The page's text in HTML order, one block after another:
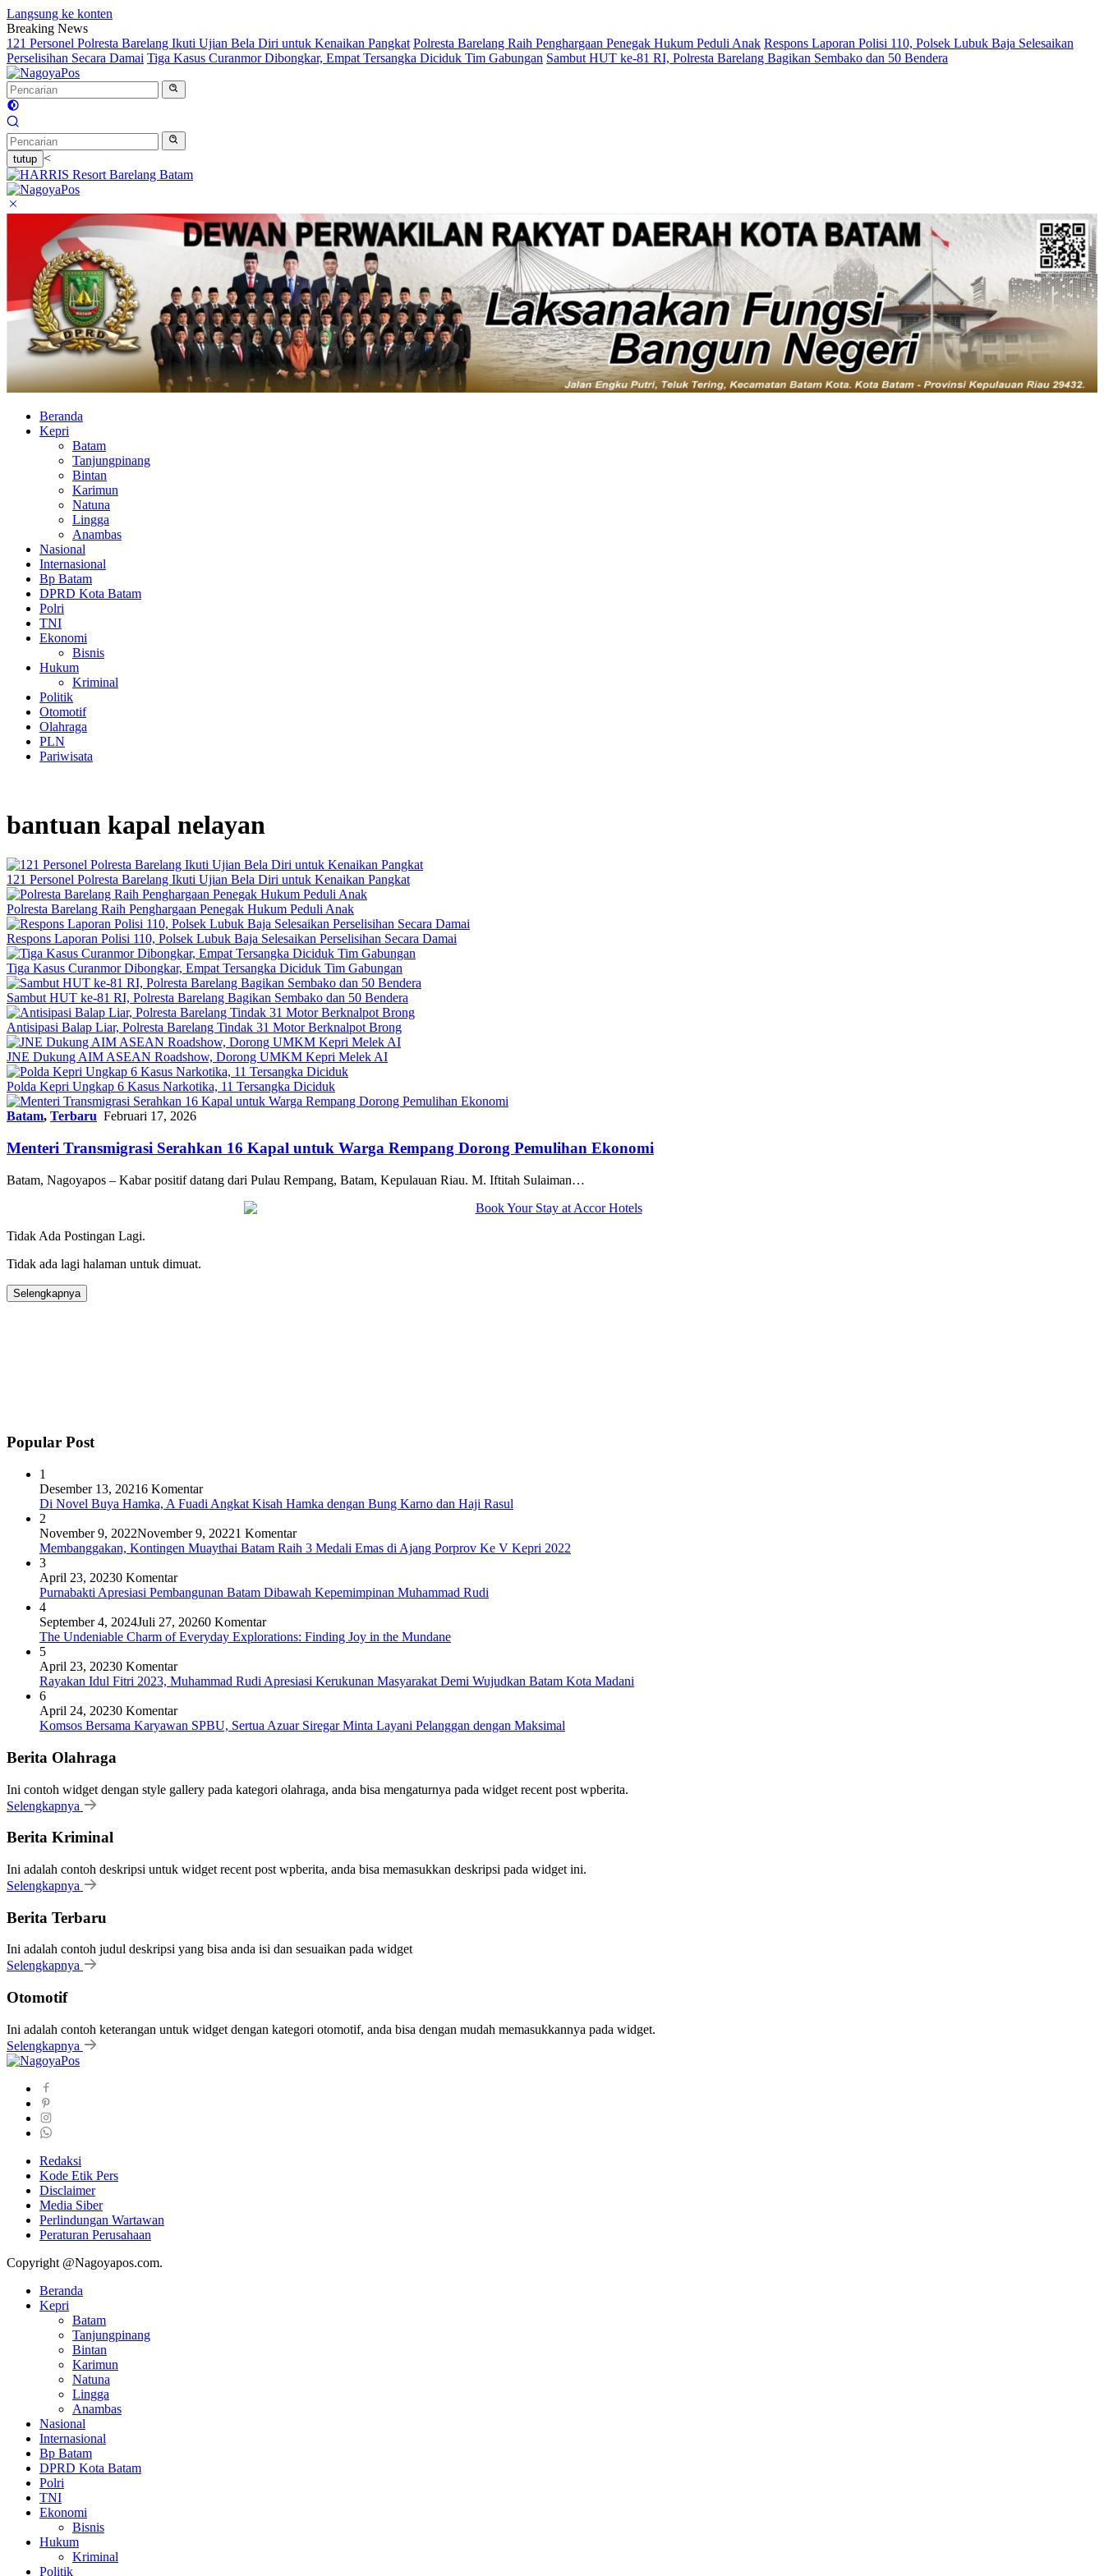
Langsung ke konten
Breaking News
121 Personel Polresta Barelang Ikuti Ujian Bela Diri untuk Kenaikan Pangkat Polresta Barelang Raih Penghargaan Penegak Hukum Peduli Anak Respons Laporan Polisi 110, Polsek Lubuk Baja Selesaikan
Perselisihan Secara Damai Tiga Kasus Curanmor Dibongkar, Empat Tersangka Diciduk Tim Gabungan Sambut HUT ke-81 RI, Polresta Barelang Bagikan Sembako dan 50 Bendera
tutup <
Beranda
Kepri
Batam
Tanjungpinang
Bintan
Karimun
Natuna
Lingga
Anambas
Nasional
Internasional
Bp Batam
DPRD Kota Batam
Polri
TNI
Ekonomi
Bisnis
Hukum
Kriminal
Politik
Otomotif
Olahraga
PLN
Pariwisata
bantuan kapal nelayan
121 Personel Polresta Barelang Ikuti Ujian Bela Diri untuk Kenaikan Pangkat
Polresta Barelang Raih Penghargaan Penegak Hukum Peduli Anak
Respons Laporan Polisi 110, Polsek Lubuk Baja Selesaikan Perselisihan Secara Damai
Tiga Kasus Curanmor Dibongkar, Empat Tersangka Diciduk Tim Gabungan
Sambut HUT ke-81 RI, Polresta Barelang Bagikan Sembako dan 50 Bendera
Antisipasi Balap Liar, Polresta Barelang Tindak 31 Motor Berknalpot Brong
JNE Dukung AIM ASEAN Roadshow, Dorong UMKM Kepri Melek AI
Polda Kepri Ungkap 6 Kasus Narkotika, 11 Tersangka Diciduk
Batam, Terbaru Februari 17, 2026
Menteri Transmigrasi Serahkan 16 Kapal untuk Warga Rempang Dorong Pemulihan Ekonomi
Batam, Nagoyapos – Kabar positif datang dari Pulau Rempang, Batam, Kepulauan Riau. M. Iftitah Sulaiman…
Tidak Ada Postingan Lagi.
Tidak ada lagi halaman untuk dimuat.
Selengkapnya
Popular Post
1
Desember 13, 20216 Komentar
Di Novel Buya Hamka, A Fuadi Angkat Kisah Hamka dengan Bung Karno dan Haji Rasul
2
November 9, 2022November 9, 20221 Komentar
Membanggakan, Kontingen Muaythai Batam Raih 3 Medali Emas di Ajang Porprov Ke V Kepri 2022
3
April 23, 20230 Komentar
Purnabakti Apresiasi Pembangunan Batam Dibawah Kepemimpinan Muhammad Rudi
4
September 4, 2024Juli 27, 20260 Komentar
The Undeniable Charm of Everyday Explorations: Finding Joy in the Mundane
5
April 23, 20230 Komentar
Rayakan Idul Fitri 2023, Muhammad Rudi Apresiasi Kerukunan Masyarakat Demi Wujudkan Batam Kota Madani
6
April 24, 20230 Komentar
Komsos Bersama Karyawan SPBU, Sertua Azuar Siregar Minta Layani Pelanggan dengan Maksimal
Berita Olahraga
Ini contoh widget dengan style gallery pada kategori olahraga, anda bisa mengaturnya pada widget recent post wpberita.
Selengkapnya
Berita Kriminal
Ini adalah contoh deskripsi untuk widget recent post wpberita, anda bisa memasukkan deskripsi pada widget ini.
Selengkapnya
Berita Terbaru
Ini adalah contoh judul deskripsi yang bisa anda isi dan sesuaikan pada widget
Selengkapnya
Otomotif
Ini adalah contoh keterangan untuk widget dengan kategori otomotif, anda bisa dengan mudah memasukkannya pada widget.
Selengkapnya
Redaksi
Kode Etik Pers
Disclaimer
Media Siber
Perlindungan Wartawan
Peraturan Perusahaan
Copyright @Nagoyapos.com.
Beranda
Kepri
Batam
Tanjungpinang
Bintan
Karimun
Natuna
Lingga
Anambas
Nasional
Internasional
Bp Batam
DPRD Kota Batam
Polri
TNI
Ekonomi
Bisnis
Hukum
Kriminal
Politik